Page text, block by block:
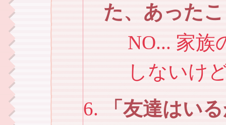
た、あった
NO... 家族
しないけ
友達はい